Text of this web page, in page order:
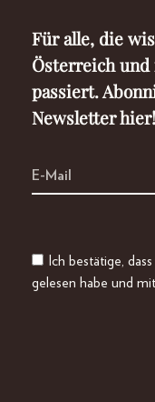
Für alle, die
Österreich
passiert.
Newsletter hier!
Ich bestätige,
gelesen habe und